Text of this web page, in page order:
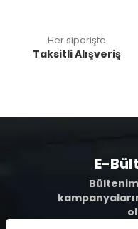
Her siparişte
Taksitli Alışveriş
E-